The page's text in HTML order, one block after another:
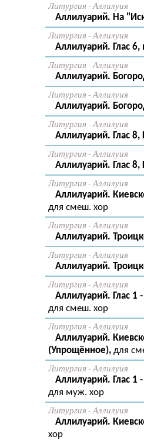
Литургия - Аллилуия
Аллилуарий. На
Литургия - Аллилуия
Аллилуарий. Глас
Литургия - Аллилуия
Аллилуарий.
Литургия - Аллилуия
Аллилуарий.
Литургия - Аллилуия
Аллилуарий. Глас 8,
Литургия - Аллилуия
Аллилуарий. Глас 8,
Литургия - Аллилуия
Аллилуарий.
для смеш. хор
Литургия - Аллилуия
Аллилуарий.
Литургия - Аллилуия
Аллилуарий.
Литургия - Аллилуия
Аллилуарий. Глас 1
для смеш. хор
Литургия - Аллилуия
Аллилуарий.
(Упрощённое), для
Литургия - Аллилуия
Аллилуарий. Глас 1
для муж. хор
Литургия - Аллилуия
Аллилуарий.
хор